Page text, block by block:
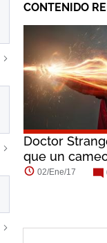
CONTENIDO
Doctor
que un
02/Ene/17